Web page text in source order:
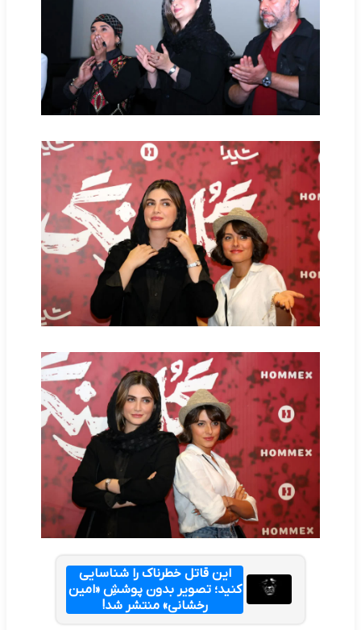
این قاتل خطرناک را شناسایی
کنید؛ تصویر بدون پوششِ «امین
رخشانی» منتشر شد!